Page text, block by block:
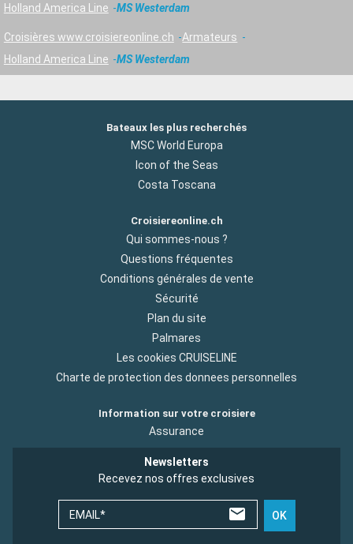
Holland America Line
MS Westerdam
Croisières www.croisiereonline.ch
Armateurs
Holland America Line
MS Westerdam
Bateaux les plus recherchés
MSC World Europa
Icon of the Seas
Costa Toscana
Croisiereonline.ch
Qui sommes-nous ?
Questions fréquentes
Conditions générales de vente
Sécurité
Plan du site
Palmares
Les cookies CRUISELINE
Charte de protection des donnees personnelles
Information sur votre croisiere
Assurance
Newsletters
Recevez nos offres exclusives
EMAIL* OK